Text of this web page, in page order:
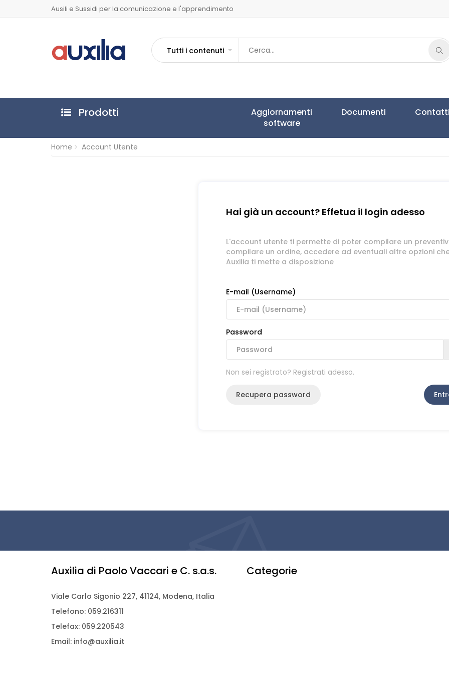
Ausili e Sussidi per la comunicazione e l'apprendimento
Tutti i contenuti
Prodotti
Aggiornamenti
software
Documenti Contatti
Home Account Utente
Hai già un account? Effetua il login adesso
L'account utente ti permette di poter compilare un
compilare un ordine, accedere ad eventuali altre opzioni
Auxilia ti mette a disposizione
E-mail (Username)
Password
Non sei registrato? Registrati adesso.
Recupera password
Auxilia di Paolo Vaccari e C. s.a.s.
Viale Carlo Sigonio 227, 41124, Modena, Italia
Telefono: 059.216311
Telefax: 059.220543
Email: info@auxilia.it
Categorie